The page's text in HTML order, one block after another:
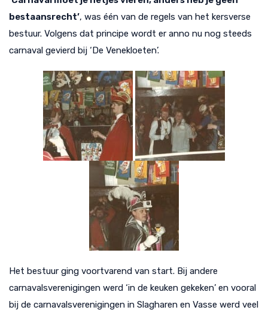
bestaansrecht’, was één van de regels van het kersverse
bestuur. Volgens dat principe wordt er anno nu nog steeds
carnaval gevierd bij ‘De Venekloeten’.
Het bestuur ging voortvarend van start. Bij andere
carnavalsverenigingen werd ‘in de keuken gekeken’ en vooral
bij de carnavalsverenigingen in Slagharen en Vasse werd veel